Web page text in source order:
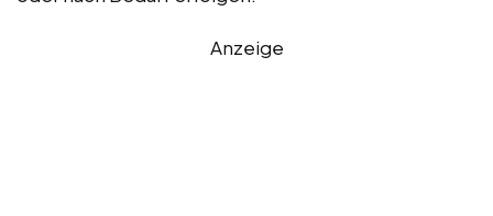
Anzeige